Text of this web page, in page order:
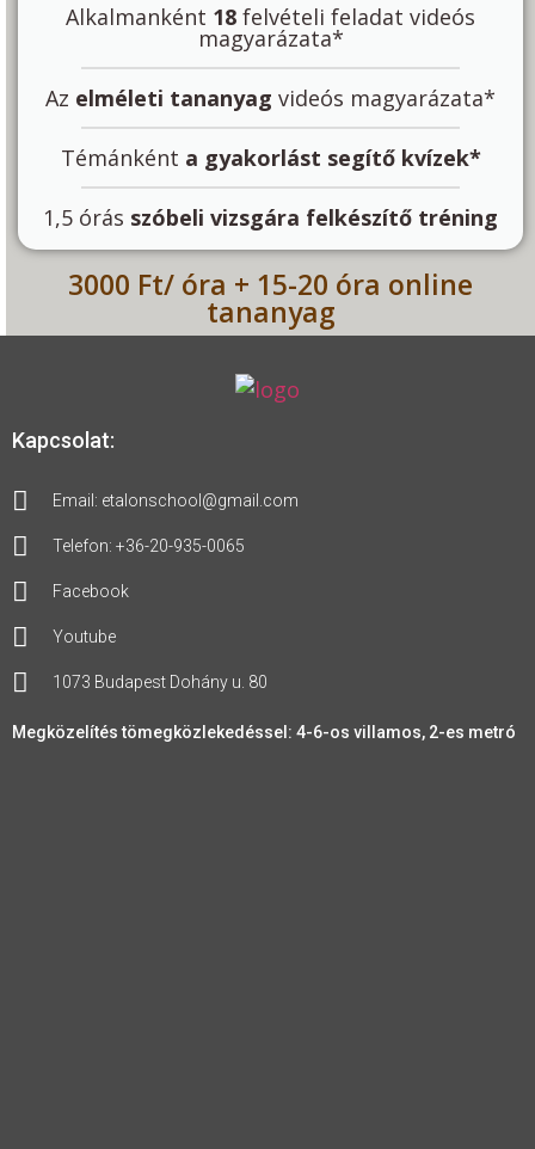
Alkalmanként 18 felvételi feladat videós
magyarázata*
Az elméleti tananyag videós magyarázata*
Témánként a gyakorlást segítő kvízek*
1,5 órás szóbeli vizsgára felkészítő tréning
3000 Ft/ óra + 15-20 óra online
tananyag
Kapcsolat:
Email: etalonschool@gmail.com
Telefon: +36-20-935-0065
Facebook
Youtube
1073 Budapest Dohány u. 80
Megközelítés tömegközlekedéssel: 4-6-os villamos, 2-es metró